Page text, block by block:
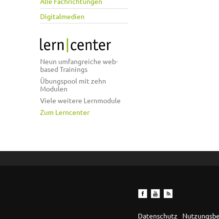
Digitalmedien
Neun umfangreiche web-
based Trainings
Übungspool mit zehn
Modulen
Viele weitere Lernmodule
Zum Lerncenter
Datenschutz